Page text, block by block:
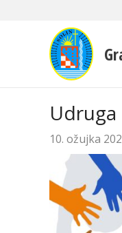
10. ožujka